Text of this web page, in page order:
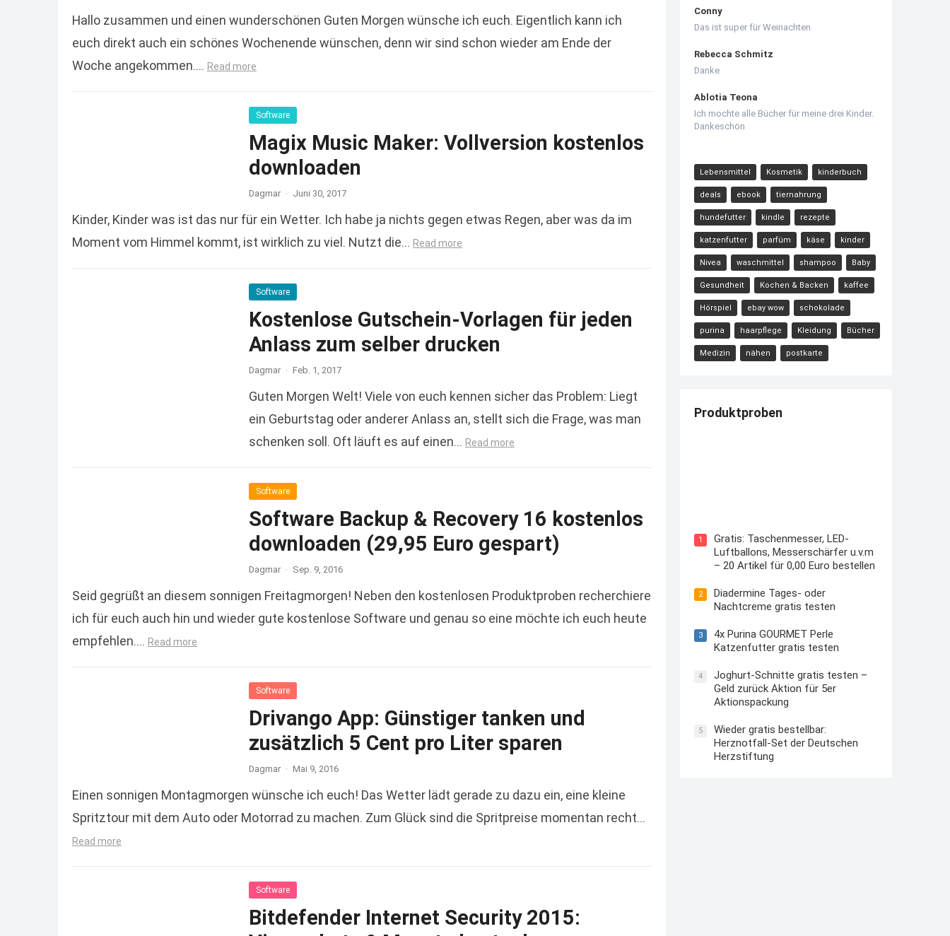
Hallo zusammen und einen wunderschönen Guten Morgen wünsche ich euch. Eigentlich kann ich
euch direkt auch ein schönes Wochenende wünschen, denn wir sind schon wieder am Ende der
Woche angekommen…. Read more
Software
Magix Music Maker: Vollversion kostenlos
downloaden
Dagmar · Juni 30, 2017
Kinder, Kinder was ist das nur für ein Wetter. Ich habe ja nichts gegen etwas Regen, aber was da im
Moment vom Himmel kommt, ist wirklich zu viel. Nutzt die… Read more
Software
Kostenlose Gutschein-Vorlagen für jeden
Anlass zum selber drucken
Dagmar · Feb. 1, 2017
Guten Morgen Welt! Viele von euch kennen sicher das Problem: Liegt
ein Geburtstag oder anderer Anlass an, stellt sich die Frage, was man
schenken soll. Oft läuft es auf einen… Read more
Software
Software Backup & Recovery 16 kostenlos
downloaden (29,95 Euro gespart)
Dagmar · Sep. 9, 2016
Seid gegrüßt an diesem sonnigen Freitagmorgen! Neben den kostenlosen Produktproben recherchiere
ich für euch auch hin und wieder gute kostenlose Software und genau so eine möchte ich euch heute
empfehlen…. Read more
Software
Drivango App: Günstiger tanken und
zusätzlich 5 Cent pro Liter sparen
Dagmar · Mai 9, 2016
Einen sonnigen Montagmorgen wünsche ich euch! Das Wetter lädt gerade zu dazu ein, eine kleine
Spritztour mit dem Auto oder Motorrad zu machen. Zum Glück sind die Spritpreise momentan recht…
Read more
Software
Bitdefender Internet Security 2015:
Conny
Das ist super für Weinachten
Rebecca Schmitz
Danke
Ablotia Teona
Ich mochte alle Bücher für meine drei Kinder.
Dankeschön
Lebensmittel Kosmetik kinderbuch
deals ebook tiernahrung
hundefutter kindle rezepte
katzenfutter parfüm käse kinder
Nivea waschmittel shampoo Baby
Gesundheit Kochen & Backen kaffee
Hörspiel ebay wow schokolade
purina haarpflege Kleidung Bücher
Medizin nähen postkarte
Produktproben
1
Gratis: Taschenmesser, LED-
Luftballons, Messerschärfer u.v.m
– 20 Artikel für 0,00 Euro bestellen
2
Diadermine Tages- oder
Nachtcreme gratis testen
3
4x Purina GOURMET Perle
Katzenfutter gratis testen
4
Joghurt-Schnitte gratis testen –
Geld zurück Aktion für 5er
Aktionspackung
5
Wieder gratis bestellbar:
Herznotfall-Set der Deutschen
Herzstiftung